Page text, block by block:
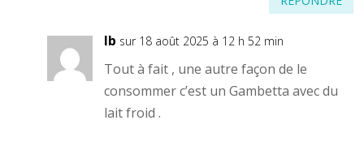
lb sur 18 août 2025 à 12 h 52 min
Tout à fait , une autre façon de le
consommer c’est un Gambetta avec du
lait froid .